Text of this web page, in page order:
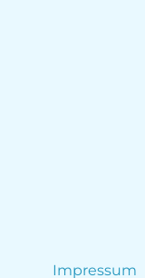
Impressum